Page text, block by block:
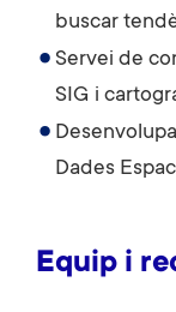
buscar
Servei de
SIG i
Dades
Equip i